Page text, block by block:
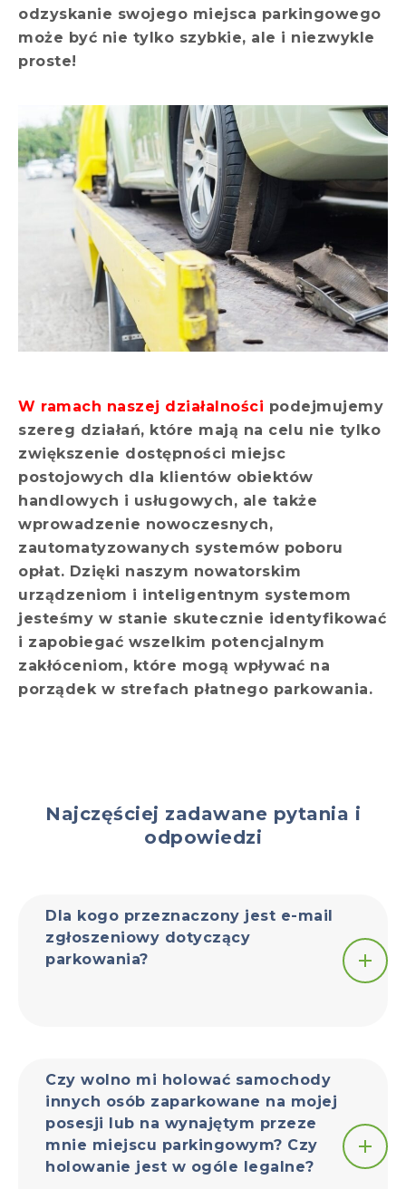
odzyskanie swojego miejsca parkingowego
może być nie tylko szybkie, ale i niezwykle
proste!
W ramach naszej działalności podejmujemy
szereg działań, które mają na celu nie tylko
zwiększenie dostępności miejsc
postojowych dla klientów obiektów
handlowych i usługowych, ale także
wprowadzenie nowoczesnych,
zautomatyzowanych systemów poboru
opłat. Dzięki naszym nowatorskim
urządzeniom i inteligentnym systemom
jesteśmy w stanie skutecznie identyfikować
i zapobiegać wszelkim potencjalnym
zakłóceniom, które mogą wpływać na
porządek w strefach płatnego parkowania.
Najczęściej zadawane pytania i
odpowiedzi
Dla kogo przeznaczony jest e-mail
zgłoszeniowy dotyczący
parkowania?
Czy wolno mi holować samochody
innych osób zaparkowane na mojej
posesji lub na wynajętym przeze
mnie miejscu parkingowym? Czy
holowanie jest w ogóle legalne?